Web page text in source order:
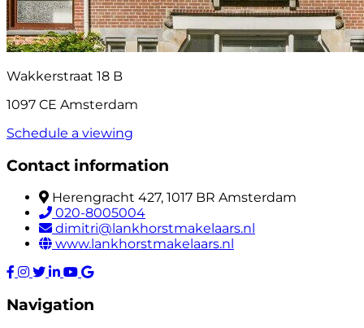
Wakkerstraat 18 B
1097 CE Amsterdam
Schedule a viewing
Contact information
Herengracht 427, 1017 BR Amsterdam
020-8005004
dimitri@lankhorstmakelaars.nl
www.lankhorstmakelaars.nl
Navigation